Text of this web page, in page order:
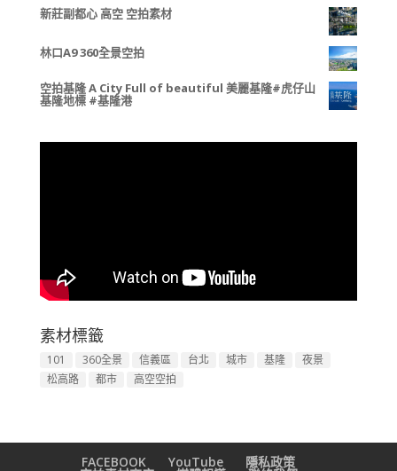
新莊副都心 高空 空拍素材
林口A9 360全景空拍
空拍基隆 A City Full of beautiful 美麗基隆#虎仔山
基隆地標 #基隆港
素材標籤
101 360全景 信義區 台北 城市 基隆
夜景
松高路
都市 高空空拍
FACEBOOK YouTube 隱私政策